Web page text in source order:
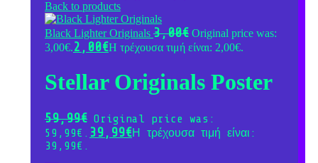
Back to products
Black Lighter Originals 3,00€ Original price was:
3,00€.2,00€Η τρέχουσα τιμή είναι: 2,00€.
Stellar Originals Poster
59,99€ Original price was:
59,99€. 39,99€Η τρέχουσα τιμή είναι:
39,99€.